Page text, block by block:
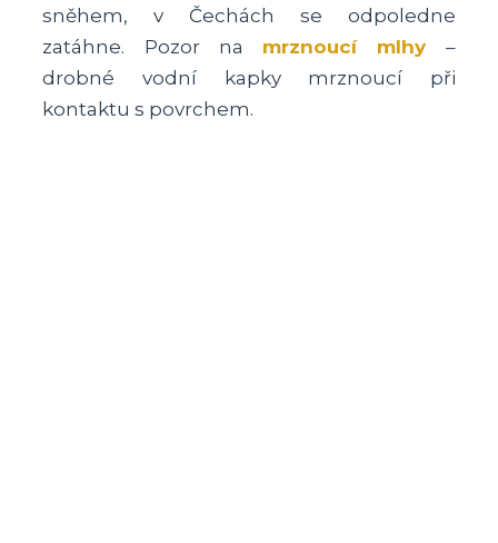
sněhem, v Čechách se odpoledne
zatáhne. Pozor na mrznoucí mlhy –
drobné vodní kapky mrznoucí při
kontaktu s povrchem.